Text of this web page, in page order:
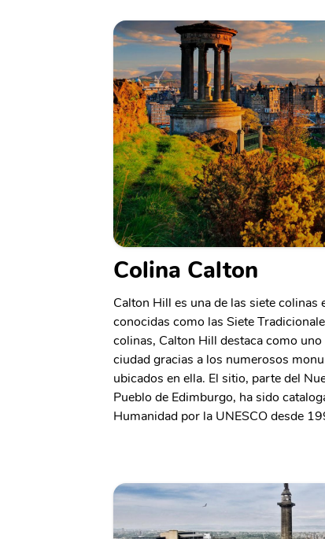
Colina Calton
Calton Hill es una de las siete colinas
conocidas como las Siete
colinas, Calton Hill destaca como
ciudad gracias a los numerosos
ubicados en ella. El sitio, parte del
Pueblo de Edimburgo, ha sido
Humanidad por la UNESCO desde